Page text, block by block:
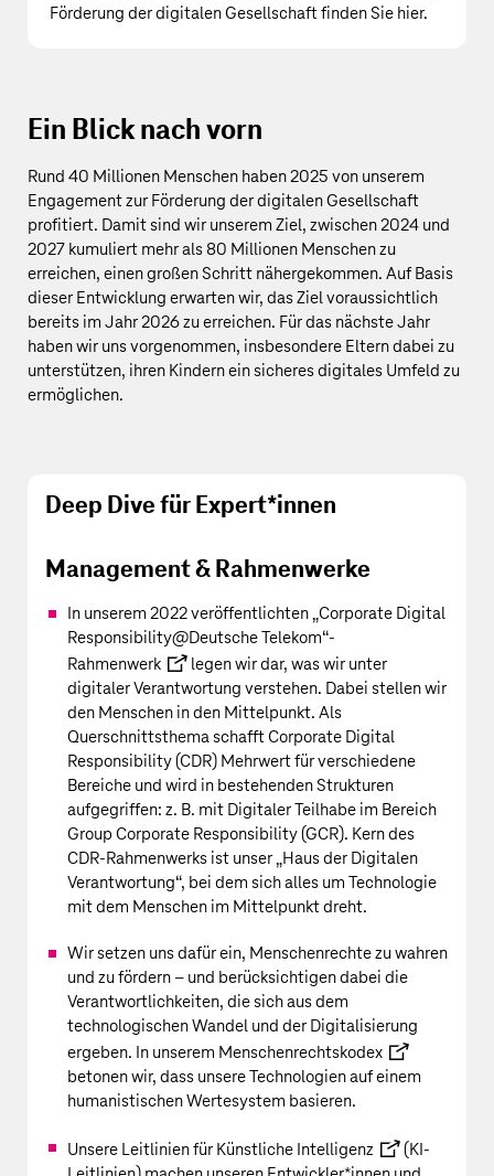
Förderung der digitalen Gesellschaft finden Sie hier.
Ein Blick nach vorn
Rund 40 Millionen Menschen haben 2025 von unserem
Engagement zur Förderung der digitalen Gesellschaft
profitiert. Damit sind wir unserem Ziel, zwischen 2024 und
2027 kumuliert mehr als 80 Millionen Menschen zu
erreichen, einen großen Schritt nähergekommen. Auf Basis
dieser Entwicklung erwarten wir, das Ziel voraussichtlich
bereits im Jahr 2026 zu erreichen. Für das nächste Jahr
haben wir uns vorgenommen, insbesondere Eltern dabei zu
unterstützen, ihren Kindern ein sicheres digitales Umfeld zu
ermöglichen.
Deep Dive für Expert*innen
Management & Rahmenwerke
In unserem 2022 veröffentlichten„Corporate Digital
Responsibility@Deutsche Telekom“-
Rahmenwerk
legen wir dar, was wir unter
digitaler Verantwortung verstehen. Dabei stellen wir
den Menschen in den Mittelpunkt. Als
Querschnittsthema schafft Corporate Digital
Responsibility (CDR) Mehrwert für verschiedene
Bereiche und wird in bestehenden Strukturen
aufgegriffen: z. B. mit Digitaler Teilhabe im Bereich
Group Corporate Responsibility (GCR). Kern des
CDR-Rahmenwerks ist unser „Haus der Digitalen
Verantwortung“, bei dem sich alles um Technologie
mit dem Menschen im Mittelpunkt dreht.
Wir setzen uns dafür ein, Menschenrechte zu wahren
und zu fördern – und berücksichtigen dabei die
Verantwortlichkeiten, die sich aus dem
technologischen Wandel und der Digitalisierung
ergeben. In unserem Menschenrechtskodex
betonen wir, dass unsere Technologien auf einem
humanistischen Wertesystem basieren.
Unsere Leitlinien für Künstliche Intelligenz
(KI-